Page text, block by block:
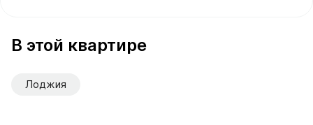
В этой квартире
Лоджия